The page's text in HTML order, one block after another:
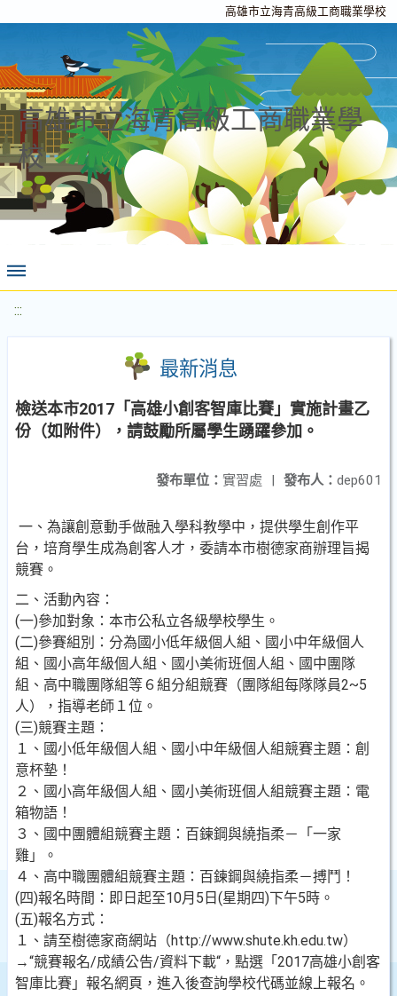
高雄市立海青高級工商職業學校
高雄市立海青高級工商職業學
校
:::
最新消息
檢送本市2017「高雄小創客智庫比賽」實施計畫乙
份（如附件），請鼓勵所屬學生踴躍參加。
發布人： dep601
發布單位： 實習處 |
一、為讓創意動手做融入學科教學中，提供學生創作平
台，培育學生成為創客人才，委請本市樹德家商辦理旨揭
競賽。
二、活動內容：
(一)參加對象：本市公私立各級學校學生。
(二)參賽組別：分為國小低年級個人組、國小中年級個人
組、國小高年級個人組、國小美術班個人組、國中團隊
組、高中職團隊組等６組分組競賽（團隊組每隊隊員2~5
人），指導老師１位。
(三)競賽主題：
１、國小低年級個人組、國小中年級個人組競賽主題：創
意杯墊！
２、國小高年級個人組、國小美術班個人組競賽主題：電
箱物語！
３、國中團體組競賽主題：百鍊鋼與繞指柔－「一家
雞」。
４、高中職團體組競賽主題：百鍊鋼與繞指柔－搏鬥！
(四)報名時間：即日起至10月5日(星期四)下午5時。
(五)報名方式：
１、請至樹德家商網站（http://www.shute.kh.edu.tw）
→“競賽報名/成績公告/資料下載“，點選「2017高雄小創客
智庫比賽」報名網頁，進入後查詢學校代碼並線上報名。